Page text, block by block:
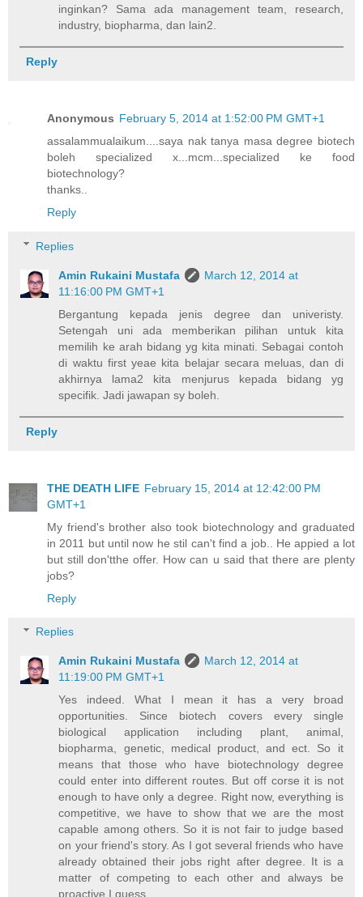
inginkan? Sama ada management team, research,
industry, biopharma, dan lain2.
Reply
Anonymous February 5, 2014 at 1:52:00 PM GMT+1
assalammualaikum....saya nak tanya masa degree biotech
boleh specialized x...mcm...specialized ke food
biotechnology?
thanks..
Reply
Replies
Amin Rukaini Mustafa
March 12, 2014 at
11:16:00 PM GMT+1
Bergantung kepada jenis degree dan univeristy.
Setengah uni ada memberikan pilihan untuk kita
memilih ke arah bidang yg kita minati. Sebagai contoh
di waktu first yeae kita belajar secara meluas, dan di
akhirnya lama2 kita menjurus kepada bidang yg
specifik. Jadi jawapan sy boleh.
Reply
THE DEATH LIFE February 15, 2014 at 12:42:00 PM
GMT+1
My friend's brother also took biotechnology and graduated
in 2011 but until now he stil can't find a job.. He appied a lot
but still don'tthe offer. How can u said that there are plenty
jobs?
Reply
Replies
Amin Rukaini Mustafa
March 12, 2014 at
11:19:00 PM GMT+1
Yes indeed. What I mean it has a very broad
opportunities. Since biotech covers every single
biological application including plant, animal,
biopharma, genetic, medical product, and ect. So it
means that those who have biotechnology degree
could enter into different routes. But off corse it is not
enough to have only a degree. Right now, everything is
competitive, we have to show that we are the most
capable among others. So it is not fair to judge based
on your friend's story. As I got several friends who have
already obtained their jobs right after degree. It is a
matter of competing to each other and always be
proactive I guess.